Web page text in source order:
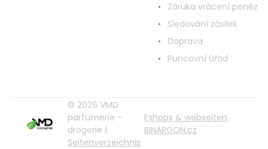
Záruka vrácení peněz
Sledování zásilek
Doprava
Puncovní úřad
© 2026 VMD
parfumerie -
drogerie |
Seitenverzeichnis
Eshops & webseiten
BINARGON.cz